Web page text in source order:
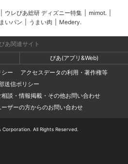
ウレぴあ総研 ディズニー特集 mimot.
いパン うまい肉 Medery.
ぴあ関連サイト
ぴあ(アプリ&Web)
ー
アクセスデータの利用・著作権等
送信ポリシー
談・情報掲載・その他お問い合わせ
ザーの方からのお問い合わせ
All Rights Reserved.